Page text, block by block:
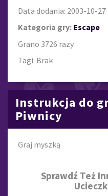
Data dodania: 2003-10-27
Kategoria gry: Escape
Grano 3726 razy
Tagi: Brak
Instrukcja do
Piwnicy
Graj myszką
Sprawdź Też